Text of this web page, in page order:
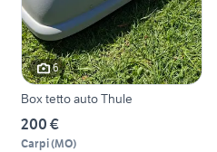
6
Box tetto auto Thule
200 €
Carpi(MO)